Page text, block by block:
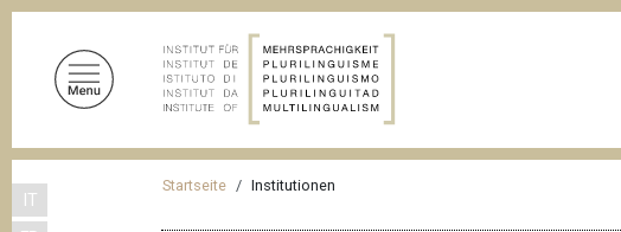
D
IT
Startseite Institutionen